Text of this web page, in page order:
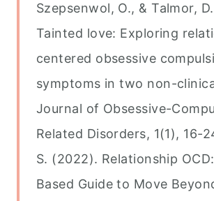
Szepsenwol, O., & Talmor,
Tainted love: Exploring
centered obsessive
symptoms in two non-
Journal of Obsessive-
Related Disorders, 1(1), 16-
S. (2022). Relationship
Based Guide to Move